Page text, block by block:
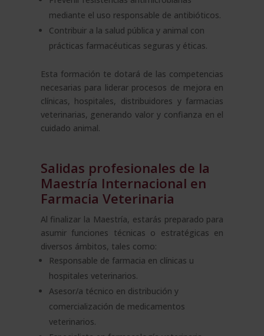
mediante el uso responsable de antibióticos.
Contribuir a la salud pública y animal con
prácticas farmacéuticas seguras y éticas.
Esta formación te dotará de las competencias
necesarias para liderar procesos de mejora en
clínicas, hospitales, distribuidores y farmacias
veterinarias, generando valor y confianza en el
cuidado animal.
Salidas profesionales de la
Maestría Internacional en
Farmacia Veterinaria
Al finalizar la Maestría, estarás preparado para
asumir funciones técnicas o estratégicas en
diversos ámbitos, tales como:
Responsable de farmacia en clínicas u
hospitales veterinarios.
Asesor/a técnico en distribución y
comercialización de medicamentos
veterinarios.